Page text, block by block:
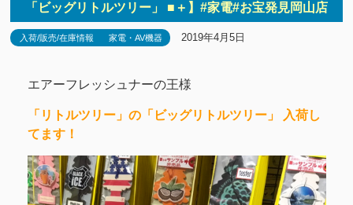
「ビッグリトルツリー」 ■＋】#家電#お宝発見岡山店
入荷/販売/在庫情報 家電・AV機器 2019年4月5日
エアーフレッシュナーの王様
「リトルツリー」の「 ビッグリトルツリー」 入荷し
てます！